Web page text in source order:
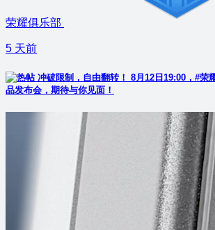
荣耀俱乐部
5 天前
冲破限制，自由翻转！ 8月12日19:00，#荣
品发布会，期待与你见面！